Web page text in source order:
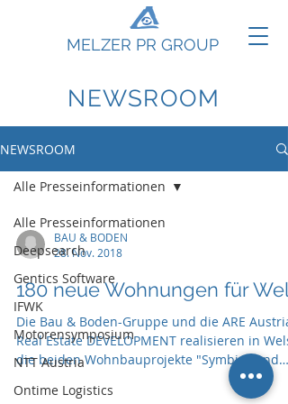
MELZER PR GROUP
NEWSROOM
NEWSROOM
Alle Presseinformationen
Deepsearch
Gentics Software
IFWK
Motorensymposium
NTT Austria
Ontime Logistics
Alle Presseinformationen
BAU & BODEN
28. Nov. 2018
180 neue Wohnungen für Wels
Die Bau & Boden-Gruppe und die ARE
Real Estate DEVELOPMENT realisieren in Wels
die beiden Wohnbauprojekte "Symbio" und